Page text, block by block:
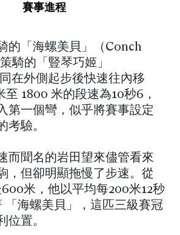
賽事進程
的「海螺美貝」（Conch
騎的「豎琴巧姬」
在外側起步後快速往內移
至 1800 米的段速為10秒6，
第一個彎，似乎將賽事設定
考驗。
而聞名的岩田望來儘管看來
，但卻明顯拖慢了步速。從
米，他以平均每200米12秒
「海螺美貝」，這匹三級賽冠
位置。